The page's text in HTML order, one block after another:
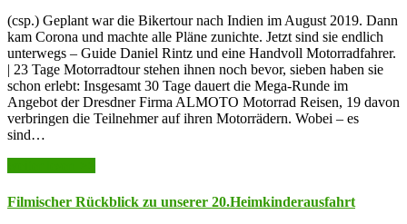
(csp.) Geplant war die Bikertour nach Indien im August 2019. Dann
kam Corona und machte alle Pläne zunichte. Jetzt sind sie endlich
unterwegs – Guide Daniel Rintz und eine Handvoll Motorradfahrer.
| 23 Tage Motorradtour stehen ihnen noch bevor, sieben haben sie
schon erlebt: Insgesamt 30 Tage dauert die Mega-Runde im
Angebot der Dresdner Firma ALMOTO Motorrad Reisen, 19 davon
verbringen die Teilnehmer auf ihren Motorrädern. Wobei – es
sind…
Filmischer Rückblick zu unserer 20.Heimkinderausfahrt